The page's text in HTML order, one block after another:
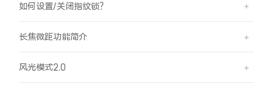
如何设置/关闭指纹锁？
长焦微距功能简介
风光模式2.0